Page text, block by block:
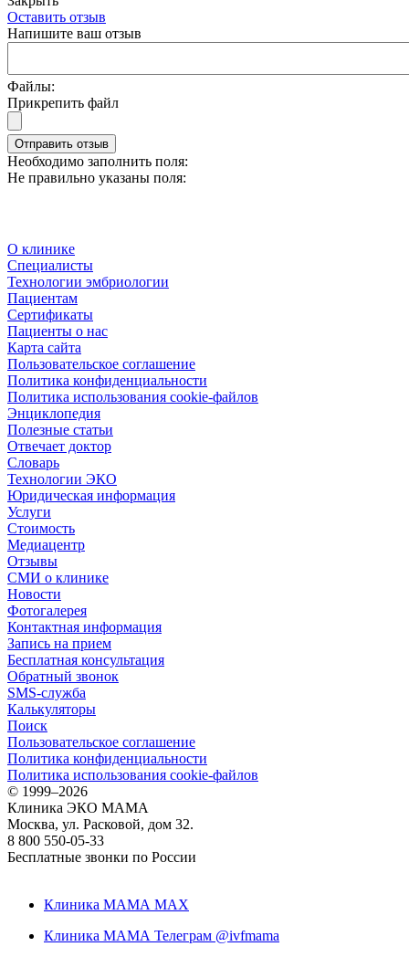
Оставить отзыв
Напишите ваш отзыв
Файлы:
Прикрепить файл
Отправить отзыв
Необходимо заполнить поля:
Не правильно указаны поля:
О клинике
Специалисты
Технологии эмбриологии
Пациентам
Сертификаты
Пациенты о нас
Карта сайта
Пользовательское соглашение
Политика конфиденциальности
Политика использования cookie-файлов
Энциклопедия
Полезные статьи
Отвечает доктор
Словарь
Технологии ЭКО
Юридическая информация
Услуги
Стоимость
Медиацентр
Отзывы
СМИ о клинике
Новости
Фотогалерея
Контактная информация
Запись на прием
Бесплатная консультация
Обратный звонок
SMS-служба
Калькуляторы
Поиск
Пользовательское соглашение
Политика конфиденциальности
Политика использования cookie-файлов
© 1999–2026
Клиника ЭКО МАМА
Москва, ул. Расковой, дом 32.
8 800 550-05-33
Бесплатные звонки по России
Клиника МАМА MAX
Клиника МАМА Телеграм @ivfmama